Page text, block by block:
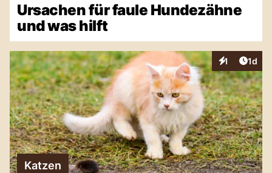
Ursachen für faule Hundezähne
und was hilft
1
Interaktionen
1d
Katzen